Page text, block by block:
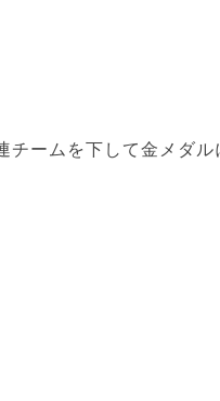
チームを下して金メダル